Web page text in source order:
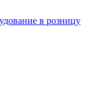
в розницу